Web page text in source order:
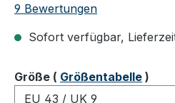
Durchschnittliche Bewertung
9 Bewertungen
Sofort verfügbar,
Größeauswählen
( Größentabelle )